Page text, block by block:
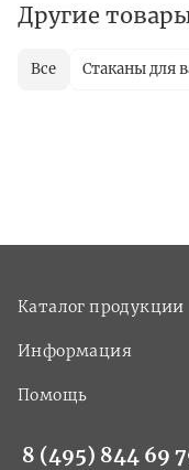
Другие
Все Стаканы для
Каталог продукции
Информация
Помощь
8 (495) 844 69